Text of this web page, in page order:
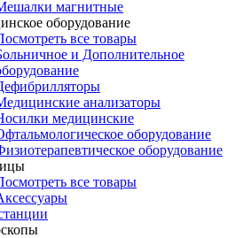
магнитные
оборудование
все товары
и Дополнительное
анализаторы
медицинские
оборудование
оборудование
все товары